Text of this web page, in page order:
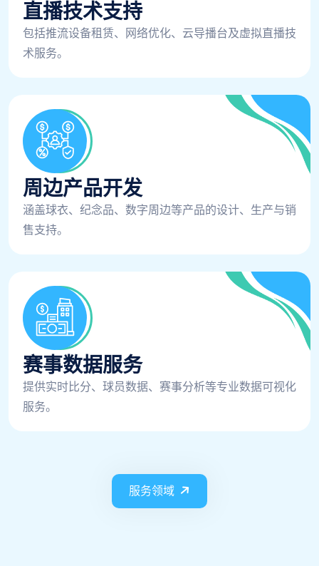
直播技术支持
包括推流设备租赁、网络优化、云导播台及虚拟直播技
术服务。
周边产品开发
涵盖球衣、纪念品、数字周边等产品的设计、生产与销
售支持。
赛事数据服务
提供实时比分、球员数据、赛事分析等专业数据可视化
服务。
服务领域